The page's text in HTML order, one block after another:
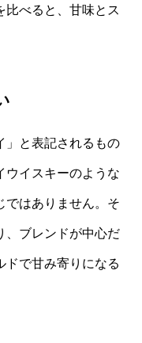
比べると、甘味とス
」と表記されるもの
ウイスキーのような
ではありません。そ
、ブレンドが中心だ
ドで甘み寄りになる